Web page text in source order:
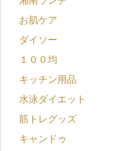
お肌ケア
ダイソー
１００均
キッチン用品
水泳ダイエット
筋トレグッズ
キャンドゥ